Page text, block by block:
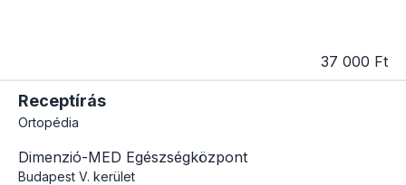
37 000 Ft
Receptírás
Ortopédia
Dimenzió-MED Egészségközpont
Budapest V. kerület